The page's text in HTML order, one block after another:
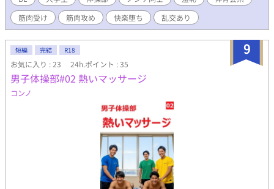
の性欲へと燃え上がる。熱い唇が深く絡み、甘い唾液が滴り落ち
る。 ホテルに舞台を移せば、そこはもう欲望の祝宴。ツインル
ームのベッドで、鏡の前で、四人の鍛えられた肉体が汗にまみれ
て絡み合い、精液と汗の混じったオスの匂いが部屋を満たす。初
めてのアナルを優しく、しかし貪欲に開発され、窄まりが熱く広
がる感触に甘い喘ぎが止まらなくなる。バックで、騎乗位で、串
刺しで……体位を変えるたび、羞恥と快感が爆発し、誰もが「も
っと」「イかせて」と懇願する。朝まで続く夜通しのセックス
は、ただの肉欲を超えて、彼らに新たな絆を刻み込む。 ノンケ
体育会男子たちの、誰も知らない裏の顔。銀メダルよりも熱く、
表彰台よりも深い、禁断の余熱がここにある。 （過激な描写を含
むため、18歳以上の読者に限定） 【「男子体操部シリーズ」の第
9作です。これまでの作品を先に読んでいただけると、なお一層お
楽しみいただけます！】
筋肉受け
筋肉攻め 快楽堕ち 乱交あり
9
短編 完結 R18
お気に入り : 23 24h.ポイント : 35
男子体操部#02 熱いマッサージ
コンノ